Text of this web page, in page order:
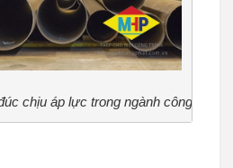
chịu áp lực trong ngành công